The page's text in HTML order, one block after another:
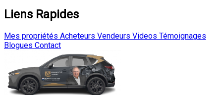
Liens Rapides
Mes propriétés Acheteurs Vendeurs Videos Témoignages
Blogues Contact